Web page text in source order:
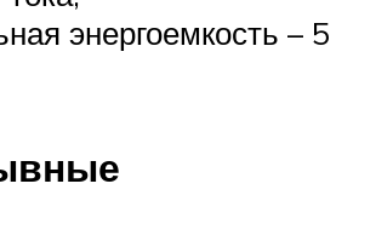
энергоемкость – 5